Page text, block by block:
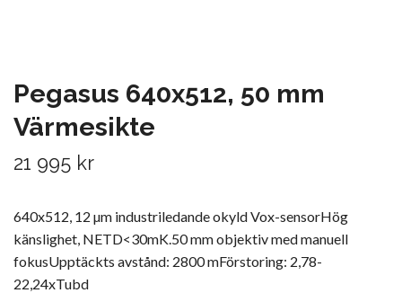
Pegasus 640x512, 50 mm
Värmesikte
21 995 kr
640x512, 12 µm industriledande okyld Vox-sensorHög
känslighet, NETD<30mK.50 mm objektiv med manuell
fokusUpptäckts avstånd: 2800 mFörstoring: 2,78-
22,24xTubd